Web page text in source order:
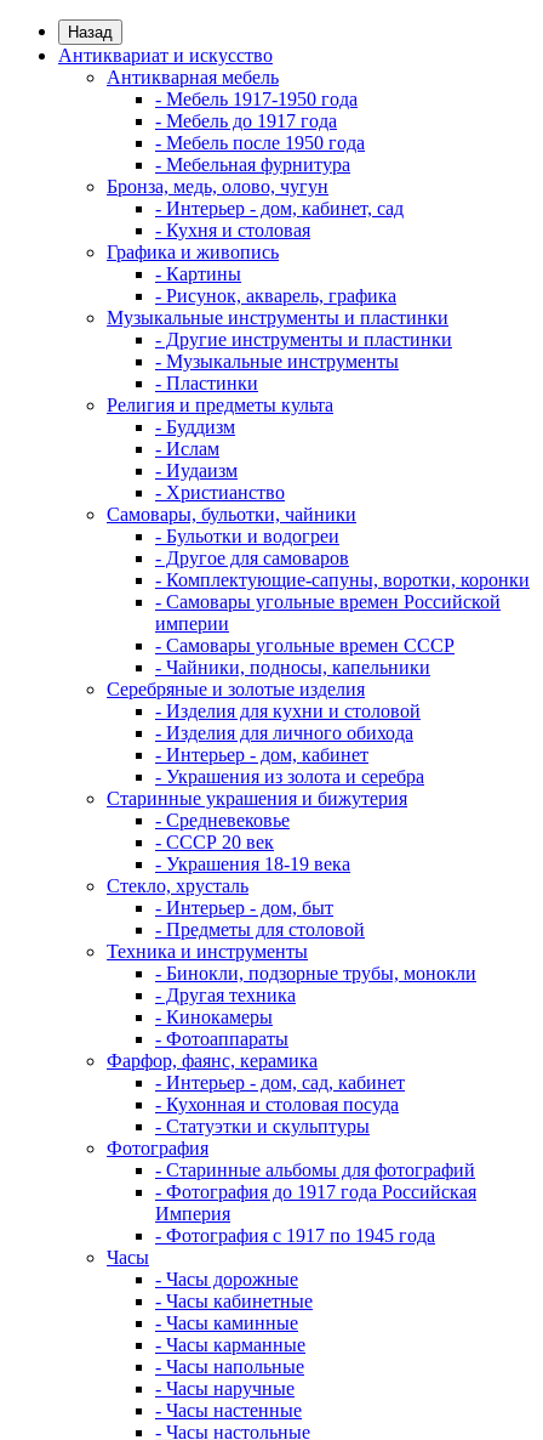
Назад
Антиквариат и искусство
Антикварная мебель
- Мебель 1917-1950 года
- Мебель до 1917 года
- Мебель после 1950 года
- Мебельная фурнитура
Бронза, медь, олово, чугун
- Интерьер - дом, кабинет, сад
- Кухня и столовая
Графика и живопись
- Картины
- Рисунок, акварель, графика
Музыкальные инструменты и пластинки
- Другие инструменты и пластинки
- Музыкальные инструменты
- Пластинки
Религия и предметы культа
- Буддизм
- Ислам
- Иудаизм
- Христианство
Самовары, бульотки, чайники
- Бульотки и водогреи
- Другое для самоваров
- Комплектующие-сапуны, воротки, коронки
- Самовары угольные времен Российской
империи
- Самовары угольные времен СССР
- Чайники, подносы, капельники
Серебряные и золотые изделия
- Изделия для кухни и столовой
- Изделия для личного обихода
- Интерьер - дом, кабинет
- Украшения из золота и серебра
Старинные украшения и бижутерия
- Средневековье
- СССР 20 век
- Украшения 18-19 века
Стекло, хрусталь
- Интерьер - дом, быт
- Предметы для столовой
Техника и инструменты
- Бинокли, подзорные трубы, монокли
- Другая техника
- Кинокамеры
- Фотоаппараты
Фарфор, фаянс, керамика
- Интерьер - дом, сад, кабинет
- Кухонная и столовая посуда
- Статуэтки и скульптуры
Фотография
- Старинные альбомы для фотографий
- Фотография до 1917 года Российская
Империя
- Фотография с 1917 по 1945 года
Часы
- Часы дорожные
- Часы кабинетные
- Часы каминные
- Часы карманные
- Часы напольные
- Часы наручные
- Часы настенные
- Часы настольные